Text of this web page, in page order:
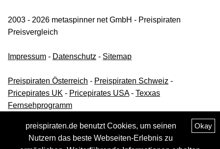
2003 - 2026 metaspinner net GmbH - Preispiraten
Preisvergleich
Impressum - Datenschutz - Sitemap
Preispiraten Österreich - Preispiraten Schweiz -
Pricepirates UK - Pricepirates USA- Texxas
Fernsehprogramm
Okay
preispiraten.de benutzt Cookies, um seinen
Nutzern das beste Webseiten-Erlebnis zu